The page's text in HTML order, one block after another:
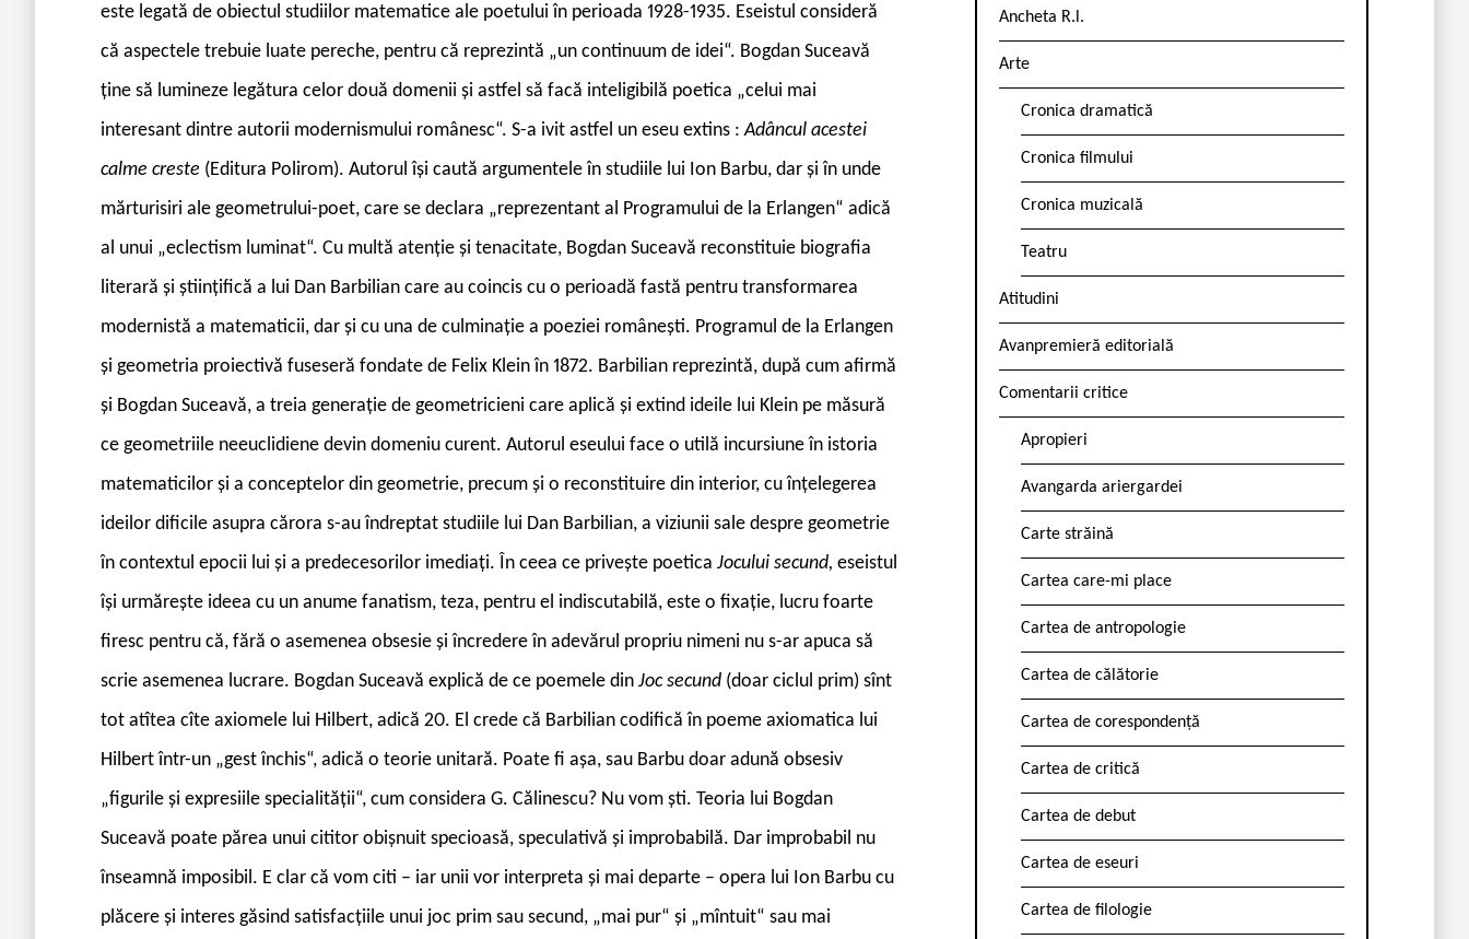
este legată de obiectul studiilor matematice ale poetului în perioada 1928-1935. Eseistul consideră
că aspectele trebuie luate pereche, pentru că reprezintă „un continuum de idei“. Bogdan Suceavă
ține să lumineze legătura celor două domenii și astfel să facă inteligibilă poetica „celui mai
interesant dintre autorii modernismului românesc“. S-a ivit astfel un eseu extins :Adâncul acestei
calme creste (Editura Polirom). Autorul își caută argumentele în studiile lui Ion Barbu, dar și în unde
mărturisiri ale geometrului-poet, care se declara „reprezentant al Programului de la Erlangen“ adică
al unui „eclectism luminat“. Cu multă atenție și tenacitate, Bogdan Suceavă reconstituie biografia
literară și științifică a lui Dan Barbilian care au coincis cu o perioadă fastă pentru transformarea
modernistă a matematicii, dar și cu una de culminație a poeziei românești. Programul de la Erlangen
și geometria proiectivă fuseseră fondate de Felix Klein în 1872. Barbilian reprezintă, după cum afirmă
și Bogdan Suceavă, a treia generație de geometricieni care aplică și extind ideile lui Klein pe măsură
ce geometriile neeuclidiene devin domeniu curent. Autorul eseului face o utilă incursiune în istoria
matematicilor și a conceptelor din geometrie, precum și o reconstituire din interior, cu înțelegerea
ideilor dificile asupra cărora s-au îndreptat studiile lui Dan Barbilian, a viziunii sale despre geometrie
în contextul epocii lui și a predecesorilor imediați. În ceea ce privește poetica Jocului secund, eseistul
își urmărește ideea cu un anume fanatism, teza, pentru el indiscutabilă, este o fixație, lucru foarte
firesc pentru că, fără o asemenea obsesie și încredere în adevărul propriu nimeni nu s-ar apuca să
scrie asemenea lucrare. Bogdan Suceavă explică de ce poemele din Joc secund (doar ciclul prim) sînt
tot atîtea cîte axiomele lui Hilbert, adică 20. El crede că Barbilian codifică în poeme axiomatica lui
Hilbert într-un „gest închis“, adică o teorie unitară. Poate fi așa, sau Barbu doar adună obsesiv
„figurile și expresiile specialității“, cum considera G. Călinescu? Nu vom ști. Teoria lui Bogdan
Suceavă poate părea unui cititor obișnuit specioasă, speculativă și improbabilă. Dar improbabil nu
înseamnă imposibil. E clar că vom citi – iar unii vor interpreta și mai departe – opera lui Ion Barbu cu
plăcere și interes găsind satisfacțiile unui joc prim sau secund, „mai pur“ și „mîntuit“ sau mai
Ancheta R.l.
Arte
Cronica dramatică
Cronica filmului
Cronica muzicală
Teatru
Atitudini
Avanpremieră editorială
Comentarii critice
Apropieri
Avangarda ariergardei
Carte străină
Cartea care-mi place
Cartea de antropologie
Cartea de călătorie
Cartea de corespondență
Cartea de critică
Cartea de debut
Cartea de eseuri
Cartea de filologie